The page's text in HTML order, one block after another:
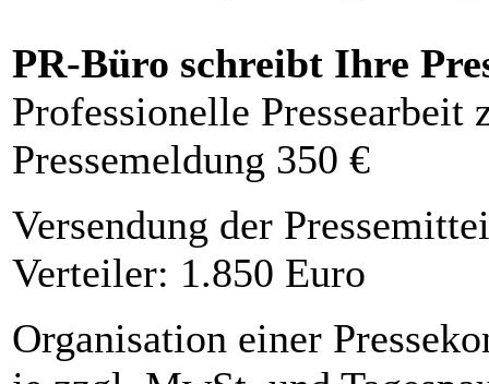
PR-Büro schreibt Ihre
Professionelle Pressearbeit
Pressemeldung 350 €
Versendung der
Verteiler: 1.850 Euro
Organisation einer